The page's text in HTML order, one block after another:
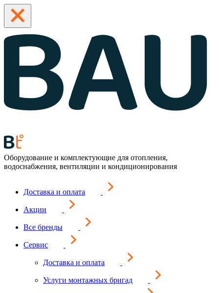
Оборудование и комплектующие для отопления,
водоснабжения, вентиляции и кондиционирования
Доставка и оплата
Акции
Все бренды
Сервис
Доставка и оплата
Услуги монтажных бригад